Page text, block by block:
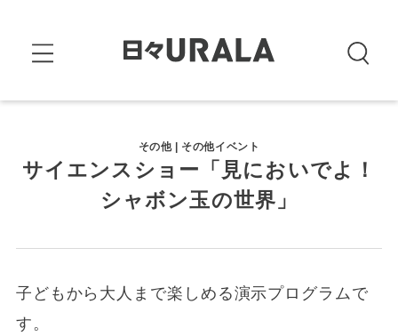
その他 | その他イベント
サイエンスショー「見においでよ！
シャボン玉の世界」
子どもから大人まで楽しめる演示プログラムで
す。